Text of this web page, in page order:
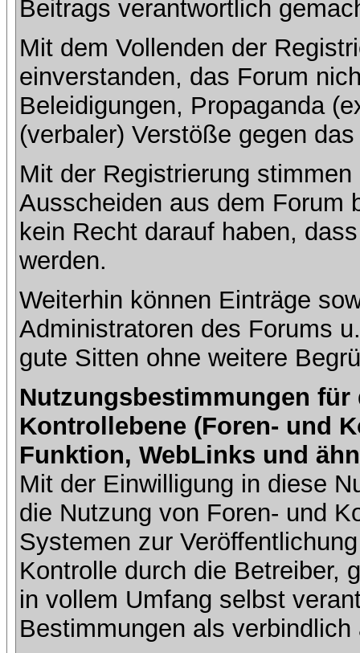
Beitrags verantwortlich
Mit dem Vollenden der
einverstanden, das Forum
Beleidigungen, Propaganda
(verbaler) Verstöße gegen
Mit der Registrierung
Ausscheiden aus dem Forum
kein Recht darauf haben,
werden.
Weiterhin können Einträge
Administratoren des Forums
gute Sitten ohne weitere
Nutzungsbestimmungen
Kontrollebene (Foren- und
Funktion, WebLinks und
Mit der Einwilligung in diese
die Nutzung von Foren- und
Systemen zur
Kontrolle durch die Betreiber,
in vollem Umfang selbst
Bestimmungen als verbindlich